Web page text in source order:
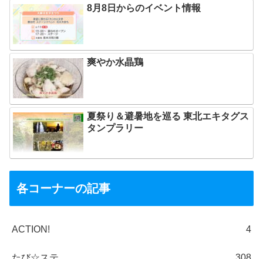
8月8日からのイベント情報
爽やか水晶鶏
夏祭り＆避暑地を巡る 東北エキタグス
タンプラリー
各コーナーの記事
ACTION! 4